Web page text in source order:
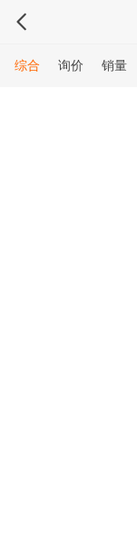
综合 询价 销量